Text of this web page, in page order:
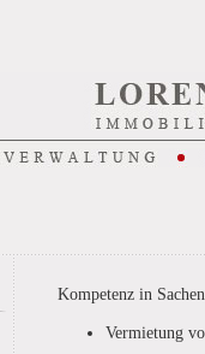
Kompetenz in
Vermietung